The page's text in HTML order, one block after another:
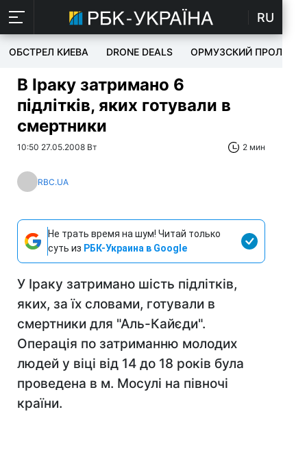
RU
ОБСТРЕЛ КИЕВА DRONE DEALS ОРМУЗСКИЙ ПРОЛИВ
В Іраку затримано 6
підлітків, яких готували в
смертники
10:50 27.05.2008 Вт 2 мин
RBC.UA
Не трать время на шум! Читай только
суть из РБК-Украина в Google
У Іраку затримано шість підлітків,
яких, за їх словами, готували в
смертники для "Аль-Кайєди".
Операція по затриманню молодих
людей у віці від 14 до 18 років була
проведена в м. Мосулі на півночі
країни.